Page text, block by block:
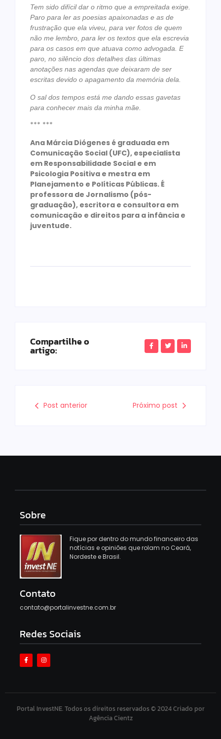
Tem sido difícil dar o ritmo que a empreitada exige.
Paro para ler as poesias apaixonadas e as de
frustração que ela viveu, para ver fotos de quem
não me lembro, para ler os textos que ela escrevia
para os casos em que atuava como advogada. E
paro, no silêncio dos detalhes das últimas
anotações nas agendas que deixaram de ser
escritas devido o apagamento da memória dela.
O sal dos tempos está me dando essas gavetas
para conhecer mais da minha mãe.
*** ***
Ana Márcia Diógenes é graduada em
Comunicação Social (UFC), especialista
em Responsabilidade Social e em
Psicologia Positiva e mestra em
Planejamento e Políticas Públicas. É
professora de Jornalismo (pós-
graduação), escritora e consultora em
comunicação e direitos para a infância e
juventude.
Compartilhe o
artigo:
Post anterior Próximo post
Sobre
Fique por dentro do mundo financeiro das
notícias e opiniões que rolam no Ceará,
Nordeste e Brasil.
Contato
contato@portalinvestne.com.br
Redes Sociais
Portal InvestNE. Todos os direitos reservados © 2024 Criado por
Agência Cientz